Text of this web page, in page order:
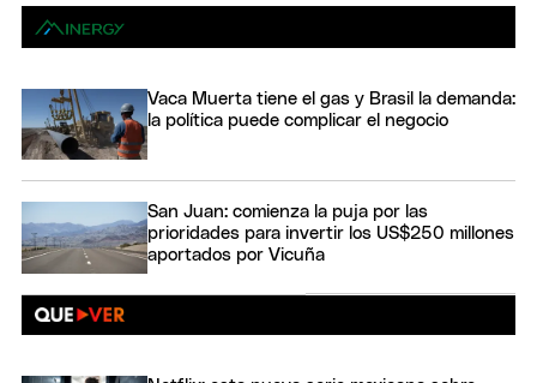
Vaca Muerta tiene el gas y Brasil la demanda:
la política puede complicar el negocio
San Juan: comienza la puja por las
prioridades para invertir los US$250 millones
aportados por Vicuña